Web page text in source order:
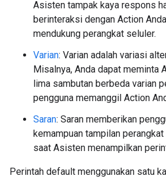
Asisten tampak kaya respons
berinteraksi dengan Action
mendukung perangkat seluler.
Varian: Varian adalah variasi
Misalnya, Anda dapat meminta
lima sambutan berbeda varian
pengguna memanggil Action
Saran: Saran memberikan
kemampuan tampilan
saat Asisten menampilkan
Perintah default menggunakan satu